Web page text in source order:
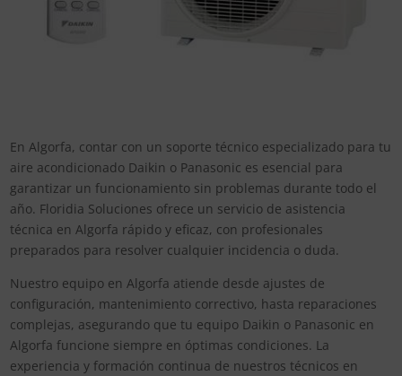
En Algorfa, contar con un soporte técnico especializado para tu
aire acondicionado Daikin o Panasonic es esencial para
garantizar un funcionamiento sin problemas durante todo el
año. Floridia Soluciones ofrece un servicio de asistencia
técnica en Algorfa rápido y eficaz, con profesionales
preparados para resolver cualquier incidencia o duda.
Nuestro equipo en Algorfa atiende desde ajustes de
configuración, mantenimiento correctivo, hasta reparaciones
complejas, asegurando que tu equipo Daikin o Panasonic en
Algorfa funcione siempre en óptimas condiciones. La
experiencia y formación continua de nuestros técnicos en